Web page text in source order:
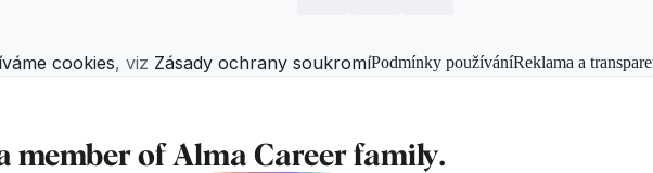
cookies, viz Zásady ochrany soukromíPodmínky používáníReklama a
member of Alma Careerfamily.